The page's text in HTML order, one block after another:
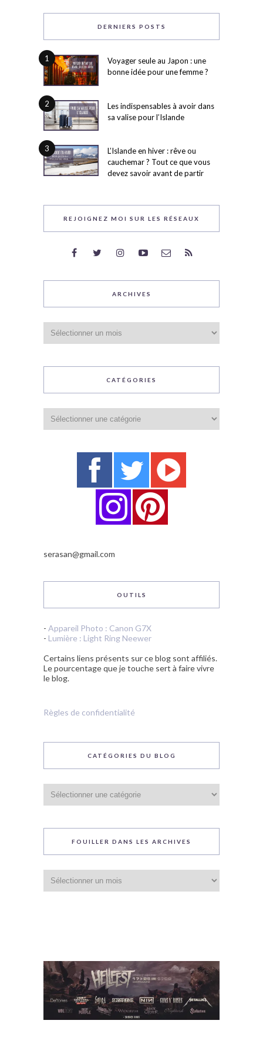
DERNIERS POSTS
1
Voyager seule au Japon : une
bonne idée pour une femme ?
2
Les indispensables à avoir dans
sa valise pour l’Islande
3
L’Islande en hiver : rêve ou
cauchemar ? Tout ce que vous
devez savoir avant de partir
REJOIGNEZ MOI SUR LES RÉSEAUX
ARCHIVES
CATÉGORIES
serasan@gmail.com
OUTILS
- Appareil Photo : Canon G7X
- Lumière : Light Ring Neewer
Certains liens présents sur ce blog sont affiliés.
Le pourcentage que je touche sert à faire vivre
le blog.
Règles de confidentialité
CATÉGORIES DU BLOG
du
blog
FOUILLER DANS LES ARCHIVES
dans
les